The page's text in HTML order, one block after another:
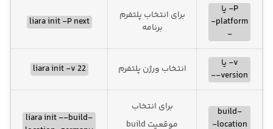
P- یا
platform-
-
برای انتخاب پلتفرم
برنامه
liara init -P next
v- یا
version--
انتخاب ورژن پلتفرم liara init -v 22
build-
location-
برای انتخاب
موقعیت build
liara init --build-